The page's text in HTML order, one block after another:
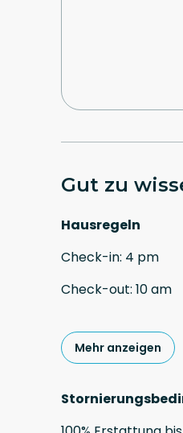
Gut zu
Hausregeln
Check-in: 4 pm
Check-out: 10 am
Mehr anzeigen